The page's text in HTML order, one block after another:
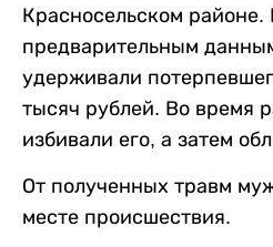
Красносельском районе.
предварительным
удерживали
тысяч рублей. Во время
избивали его, а затем
От полученных травм
месте происшествия.